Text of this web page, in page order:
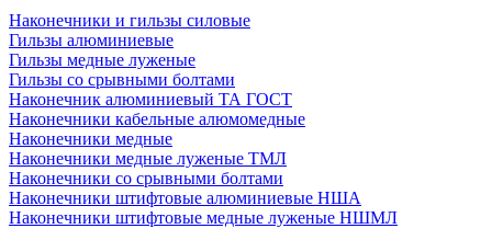
Наконечники и гильзы силовые
Гильзы алюминиевые
Гильзы медные луженые
Гильзы со срывными болтами
Наконечник алюминиевый ТА ГОСТ
Наконечники кабельные алюмомедные
Наконечники медные
Наконечники медные луженые ТМЛ
Наконечники со срывными болтами
Наконечники штифтовые алюминиевые НША
Наконечники штифтовые медные луженые НШМЛ